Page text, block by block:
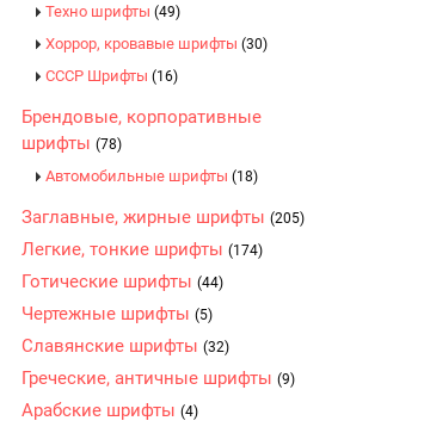
Техно шрифты (49)
Хоррор, кровавые шрифты (30)
CCCР Шрифты (16)
Брендовые, корпоративные
шрифты (78)
Автомобильные шрифты (18)
Заглавные, жирные шрифты (205)
Легкие, тонкие шрифты (174)
Готические шрифты (44)
Чертежные шрифты (5)
Славянские шрифты (32)
Греческие, античные шрифты (9)
Арабские шрифты (4)